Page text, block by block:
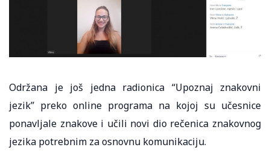
Održana je još jedna radionica “Upoznaj znakovni
jezik” preko online programa na kojoj su učesnice
ponavljale znakove i učili novi dio rečenica znakovnog
jezika potrebnim za osnovnu komunikaciju.